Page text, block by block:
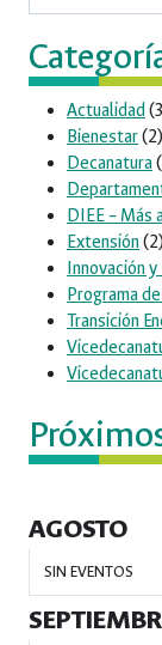
Actualidad
Bienestar(2)
Decanatura
DIEE – Más
Extensión(2)
Innovación
Programa
Transición
AGOSTO
SIN EVENTOS